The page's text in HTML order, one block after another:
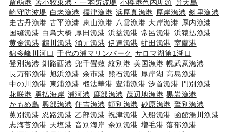
留萌港 苫小牧東港・一本防波堤 小樽港色内埠頭 弁天島
崎守防波堤 白老漁港 標津漁港 浜厚真漁港 厚岸漁港 斜里漁港
走古丹漁港 古平漁港 恵山漁港 八雲漁港 大岸漁港 厚内漁港
国縫漁港 白鳥大橋 厚田漁港 浜益漁港 常呂漁港 浜猿払漁港
黄金漁港 鵡川漁港 涌元漁港 伊達漁港 虻田漁港 室蘭港
錦多峰川河口 千代の浦マリンパーク サロマ湖第1湖口
登別漁港 釧路西港 兜千畳敷 紋別港 美国漁港 幌武意漁港
長万部漁港 旭浜漁港 余市港 熊石漁港 厚岸湖 高島漁港
中の川漁港 東浦漁港 椴法華港 豊浦漁港 汐首漁港 門別漁港
花咲港 勇払海岸 浦河港 鹿部漁港 茂辺地漁港 黒岩漁港
かもめ島 興部漁港 住吉漁港 頓別漁港 砂原漁港 鷲別漁港
薫別漁港 忍路漁港 乙部漁港 祝津漁港 入船漁港 函館湯川漁港
志海苔漁港 天塩港 音別海岸 余別漁港 増毛港 落部漁港